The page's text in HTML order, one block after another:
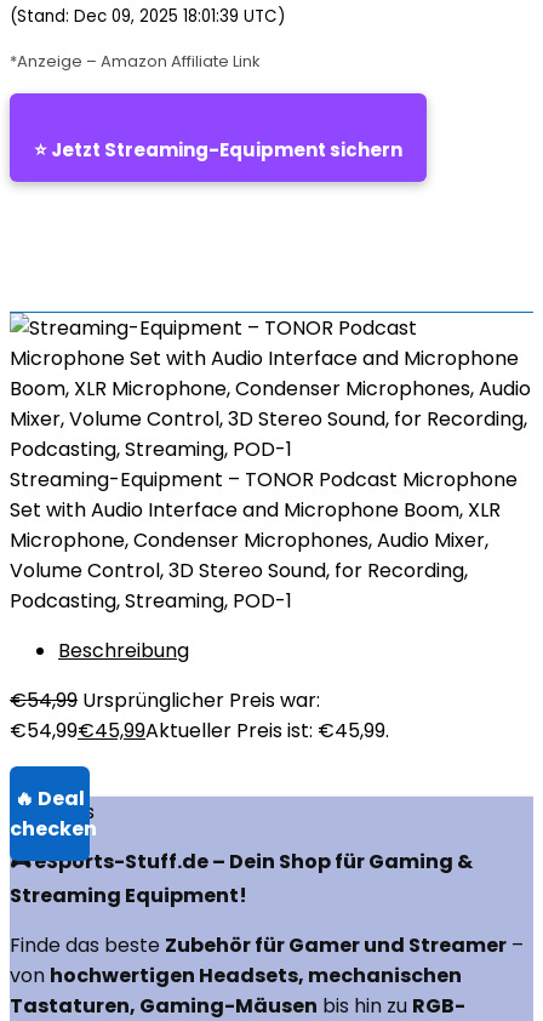
(Stand: Dec 09, 2025 18:01:39 UTC)
*Anzeige – Amazon Affiliate Link
⭐ Jetzt Streaming-Equipment sichern
Streaming-Equipment – TONOR Podcast Microphone
Set with Audio Interface and Microphone Boom, XLR
Microphone, Condenser Microphones, Audio Mixer,
Volume Control, 3D Stereo Sound, for Recording,
Podcasting, Streaming, POD-1
Beschreibung
€54,99 Ursprünglicher Preis war:
€54,99€45,99Aktueller Preis ist: €45,99.
Über uns
🎮 eSports-Stuff.de – Dein Shop für Gaming &
Streaming Equipment!
Finde das beste Zubehör für Gamer und Streamer –
von hochwertigen Headsets, mechanischen
Tastaturen, Gaming-Mäusen bis hin zu RGB-